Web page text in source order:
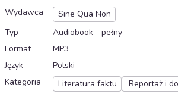
Wydawca
Sine Qua Non
Typ
Audiobook - pełny
Format
MP3
Język
Polski
Kategoria
Literatura faktu Reportaż i